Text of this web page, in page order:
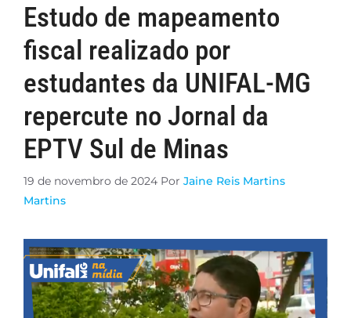
Estudo de mapeamento
fiscal realizado por
estudantes da UNIFAL-MG
repercute no Jornal da
EPTV Sul de Minas
19 de novembro de 2024 Por Jaine Reis Martins
Martins